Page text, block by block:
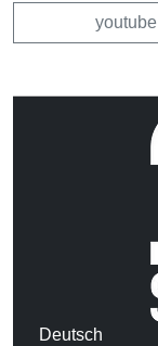
youtube
Deutsch